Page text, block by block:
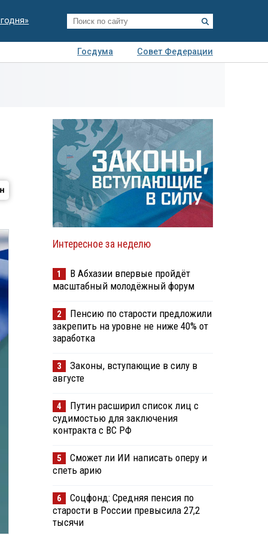
Госдума
Совет Федерации
Интересное за неделю
1
В Абхазии впервые пройдёт
масштабный молодёжный форум
2
Пенсию по старости предложили
закрепить на уровне не ниже 40% от
заработка
3
Законы, вступающие в силу в
августе
4
Путин расширил список лиц с
судимостью для заключения
контракта с ВС РФ
5
Сможет ли ИИ написать оперу и
спеть арию
6
Соцфонд: Средняя пенсия по
старости в России превысила 27,2
тысячи